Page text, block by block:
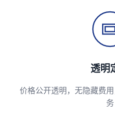
透明
价格公开透明，无隐藏费
务